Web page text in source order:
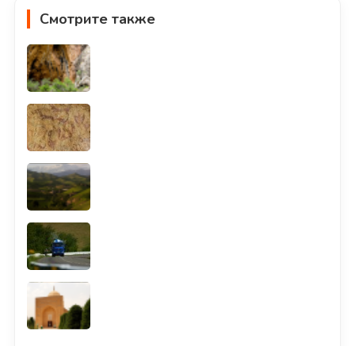
Смотрите также